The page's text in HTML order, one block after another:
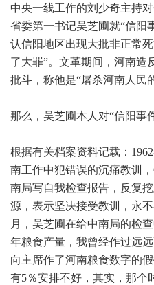
中央一线工作的刘少奇主持
省委第一书记吴芝圃就“信阳
认信阳地区出现大批非正常
了大罪”。文革期间，河南造
批斗，称他是“屠杀河南人
那么，吴芝圃本人对“信阳
根据有关档案资料记载：
南工作中犯错误的沉痛教训
南局写自我检查报告，反复
源，表示坚决接受教训，永
月，吴芝圃在给中南局的检
年粮食产量，我曾经作过远
向主席作了河南粮食数字的
有5％安排不好，其实，那个